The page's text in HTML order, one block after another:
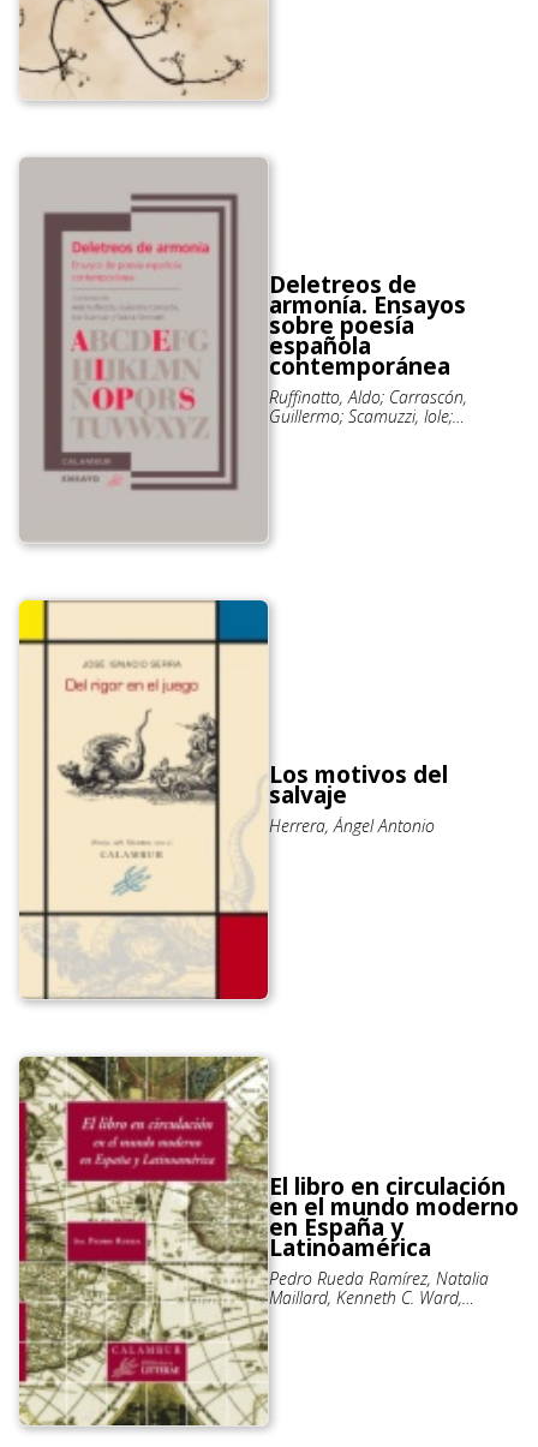
Deletreos de
armonía. Ensayos
sobre poesía
española
contemporánea
Ruffinatto, Aldo; Carrascón,
Guillermo; Scamuzzi, Iole;
Los motivos del
salvaje
Herrera, Ángel Antonio
El libro en circulación
en el mundo moderno
en España y
Latinoamérica
Pedro Rueda Ramírez, Natalia
Maillard, Kenneth C. Ward,